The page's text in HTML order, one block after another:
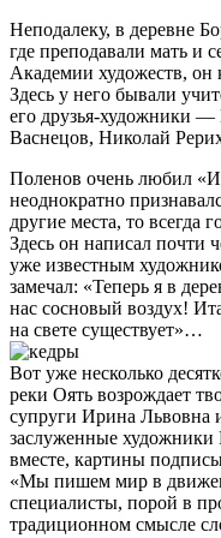
Неподалеку, в деревне
где преподавали мать и
Академии художеств, он
Здесь у него бывали
его друзья-художники
Васнецов, Николай
Поленов очень любил
неоднократно
другие места, то всегда
Здесь он написал почти
уже известным
замечал: «Теперь я в
нас сосновый воздух!
на свете существует»…
Вот уже несколько
реки Оять возрождает
супруги Ирина
заслуженные художники
вместе, картины
«Мы пишем мир в
специалисты, порой в
традиционном смысле